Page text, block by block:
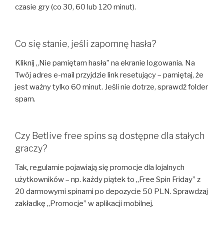
czasie gry (co 30, 60 lub 120 minut).
Co się stanie, jeśli zapomnę hasła?
Kliknij „Nie pamiętam hasła” na ekranie logowania. Na
Twój adres e-mail przyjdzie link resetujący – pamiętaj, że
jest ważny tylko 60 minut. Jeśli nie dotrze, sprawdź folder
spam.
Czy Betlive free spins są dostępne dla stałych
graczy?
Tak, regularnie pojawiają się promocje dla lojalnych
użytkowników – np. każdy piątek to „Free Spin Friday” z
20 darmowymi spinami po depozycie 50 PLN. Sprawdzaj
zakładkę „Promocje” w aplikacji mobilnej.